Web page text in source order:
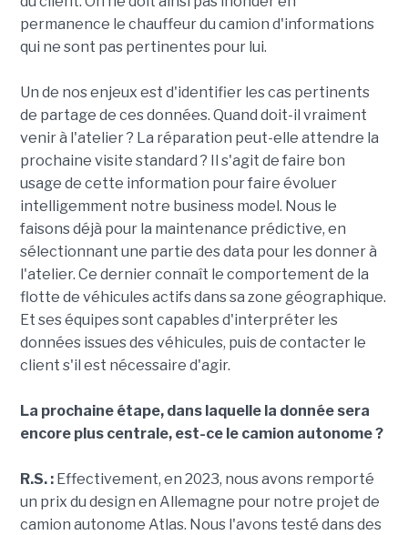
permanence le chauffeur du camion d'informations
qui ne sont pas pertinentes pour lui.
Un de nos enjeux est d'identifier les cas pertinents
de partage de ces données. Quand doit-il vraiment
venir à l'atelier ? La réparation peut-elle attendre la
prochaine visite standard ? Il s'agit de faire bon
usage de cette information pour faire évoluer
intelligemment notre business model. Nous le
faisons déjà pour la maintenance prédictive, en
sélectionnant une partie des data pour les donner à
l'atelier. Ce dernier connaît le comportement de la
flotte de véhicules actifs dans sa zone géographique.
Et ses équipes sont capables d'interpréter les
données issues des véhicules, puis de contacter le
client s'il est nécessaire d'agir.
La prochaine étape, dans laquelle la donnée sera
encore plus centrale, est-ce le camion autonome ?
R.S. :Effectivement, en 2023, nous avons remporté
un prix du design en Allemagne pour notre projet de
camion autonome Atlas. Nous l'avons testé dans des